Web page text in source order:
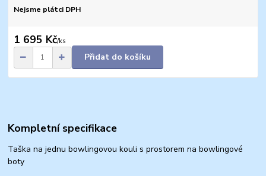
Nejsme plátci DPH
1 695 Kč/ks
Přidat do košíku
Kompletní specifikace
Taška na jednu bowlingovou kouli s prostorem na bowlingové
boty